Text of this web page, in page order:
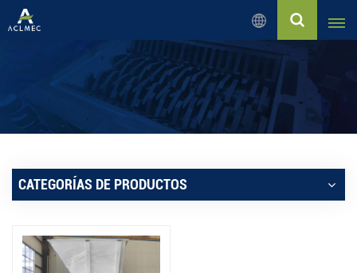
Español
English
Русский
Español
CATEGORÍAS DE PRODUCTOS